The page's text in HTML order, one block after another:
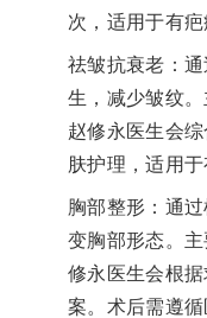
次，适用于有疤
祛皱抗衰老：
生，减少皱纹。
赵修永医生会
肤护理，适用于
胸部整形：通
变胸部形态。
修永医生会根
案。术后需遵